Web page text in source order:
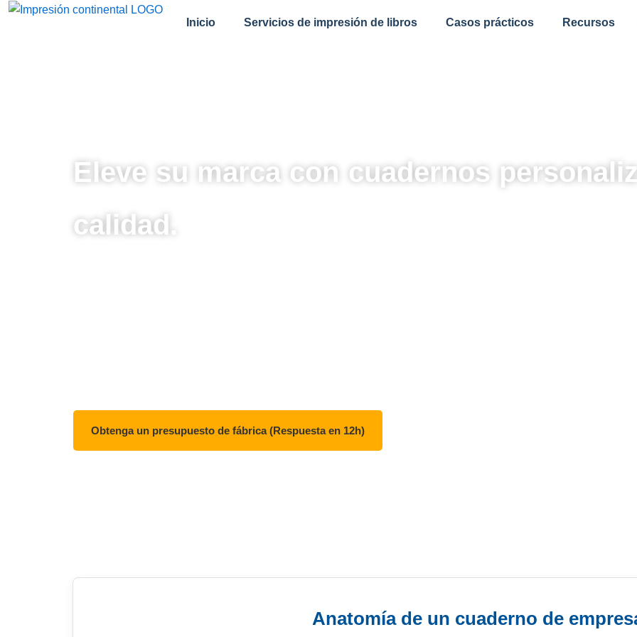
跳
Inicio Servicios de impresión de libros Casos prácticos Recursos
Eleve su marca con cuadernos
calidad.
✅MOQ bajo:Comienza en100 ejemplarespara pedidos totalmente a medida.
Obtenga un presupuesto de fábrica (Respuesta en 12h)
Anatomía de un cuaderno de